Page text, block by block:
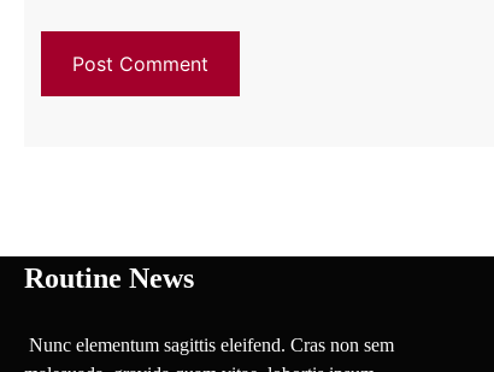
Routine News
Nunc elementum sagittis eleifend. Cras non sem